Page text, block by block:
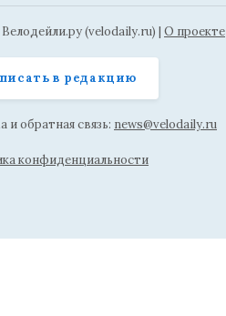
(velodaily.ru) | О проекте
в редакцию
и обратная связь: news@velodaily.ru
конфиденциальности